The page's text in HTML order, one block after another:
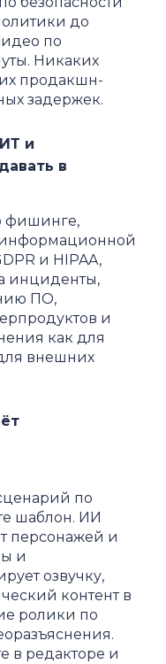
до
по
Никаких
продакшн-
задержек.
и
в
фишинге,
и HIPAA,
инциденты,
ПО,
и
как для
внешних
по
шаблон. ИИ
персонажей и
и
озвучку,
контент в
ролики по
в редакторе и